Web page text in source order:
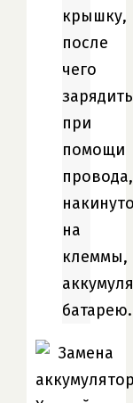
крышку,
после
чего
зарядить
при
помощи
провода,
на
клеммы,
батарею.